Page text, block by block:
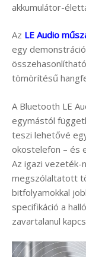
akkumulátor-
Az LE Audio
egy
tömörítésű
A Bluetooth LE
egymástól
teszi lehetővé
okostelefon – és
Az igazi vezeték-
megszólaltatott
bitfolyamokkal
specifikáció a
zavartalanul